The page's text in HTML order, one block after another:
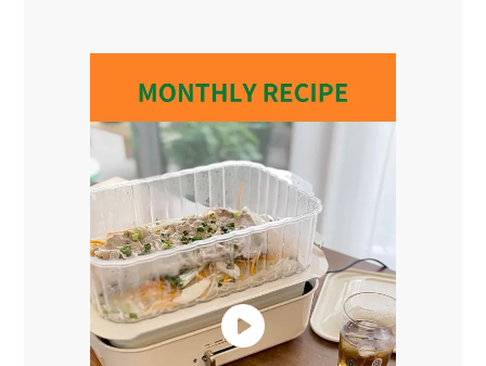
●蒸し料理が愉しめる！「スチーマー(1段)」が付属します。
クリアな素材で、調理中は見て愉しい。たっぷり作れて、みん
なが満足。セラミックコート鍋との組み合わせでレシピが広が